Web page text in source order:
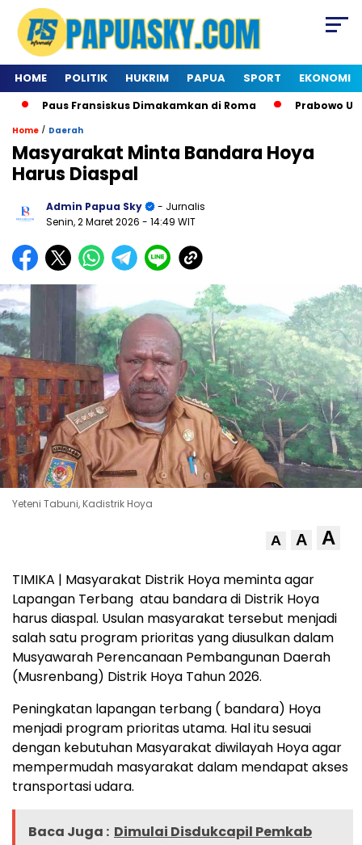
HOME POLITIK HUKRIM PAPUA SPORT EKONOMI
Paus Fransiskus Dimakamkan di Roma Prabowo Utus
Home / Daerah
Masyarakat Minta Bandara Hoya
Harus Diaspal
Admin Papua Sky
- Jurnalis
Senin, 2 Maret 2026 - 14:49 WIT
Yeteni Tabuni, Kadistrik Hoya
A A A
TIMIKA | Masyarakat Distrik Hoya meminta agar
Lapangan Terbang atau bandara di Distrik Hoya
harus diaspal. Usulan masyarakat tersebut menjadi
salah satu program prioritas yang diusulkan dalam
Musyawarah Perencanaan Pembangunan Daerah
(Musrenbang) Distrik Hoya Tahun 2026.
Peningkatan lapangan terbang ( bandara) Hoya
menjadi program prioritas utama. Hal itu sesuai
dengan kebutuhan Masyarakat diwilayah Hoya agar
mempermudah masyarakat dalam mendapat akses
transportasi udara.
Baca Juga : Dimulai Disdukcapil Pemkab